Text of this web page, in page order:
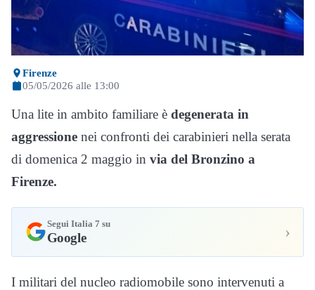
Firenze
05/05/2026 alle 13:00
Una lite in ambito familiare è degenerata in
aggressione nei confronti dei carabinieri nella serata
di domenica 2 maggio in via del Bronzino a
Firenze.
Segui Italia 7 su
Google ›
I militari del nucleo radiomobile sono intervenuti a